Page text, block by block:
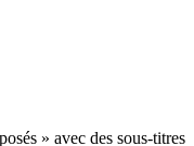
» avec des sous-titres